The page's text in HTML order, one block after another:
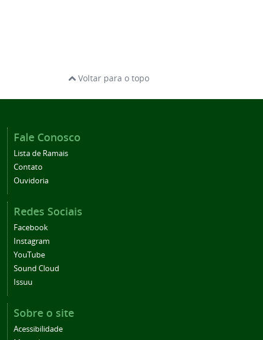
Voltar para o topo
Fale Conosco
Lista de Ramais
Contato
Ouvidoria
Redes Sociais
Facebook
Instagram
YouTube
Sound Cloud
Issuu
Sobre o site
Acessibilidade